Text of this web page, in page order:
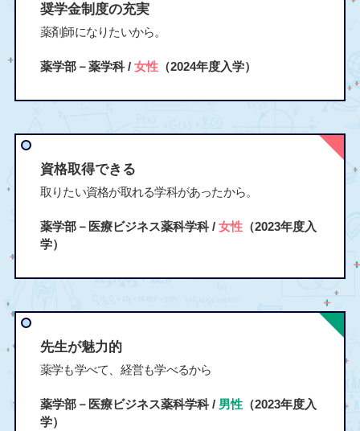
奨学金制度の充実
薬剤師になりたいから。
薬学部－薬学科 / 女性（2024年度入学）
資格取得できる
取りたい資格が取れる学科があったから。
薬学部－医療ビジネス薬科学科 / 女性（2023年度入
学）
先生が魅力的
薬学も学べて、経営も学べるから
薬学部－医療ビジネス薬科学科 / 男性（2023年度入
学）